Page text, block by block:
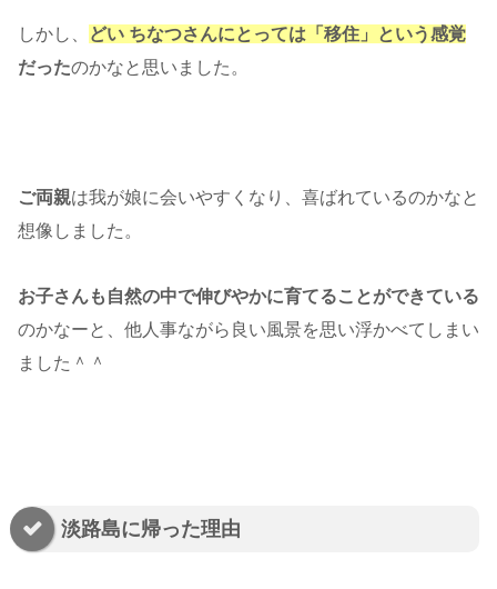
しかし、
どい ちなつさんにとっては「移住」という感覚
だったのかなと思いました。
ご両親は我が娘に会いやすくなり、喜ばれているのかなと
想像しました。
お子さんも自然の中で伸びやかに育てることができている
のかなーと、他人事ながら良い風景を思い浮かべてしまい
ました＾＾
淡路島に帰った理由